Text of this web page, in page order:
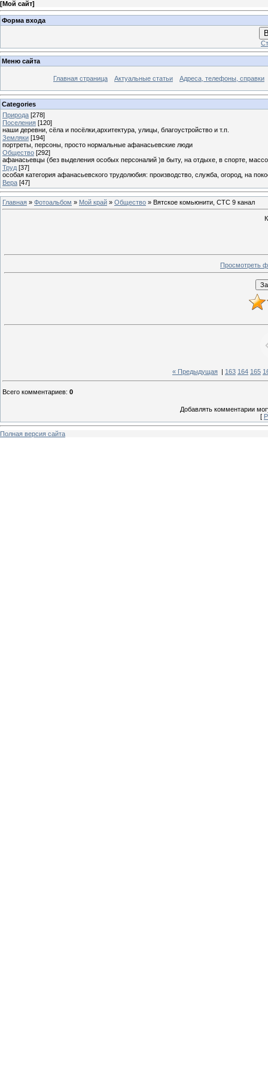
[Мой сайт]
Форма входа
Меню сайта
Главная страница Актуальные статьи Адреса, телефоны, справки
Categories
Природа [278]
Поселения [120]
наши деревни, сёла и посёлки,архитектура, улицы, благоустройство и т.п.
Земляки [194]
портреты, персоны, просто нормальные афанасьевские люди
Общество [292]
афанасьевцы (без выделения особых персоналий )в быту, на отдыхе, в спорте,
Труд [37]
особая категория афанасьевского трудолюбия: производство, служба, огород, на
Вера [47]
Главная » Фотоальбом » Мой край » Общество » Вятское комьюнити, СТС 9 канал
Просмотреть
« Предыдущая 163 164 165
Всего комментариев: 0
Добавлять комментарии
[
Полная версия сайта